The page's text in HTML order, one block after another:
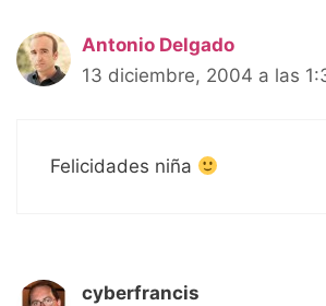
Antonio Delgado
13 diciembre, 2004 a las
Felicidades niña
cyberfrancis